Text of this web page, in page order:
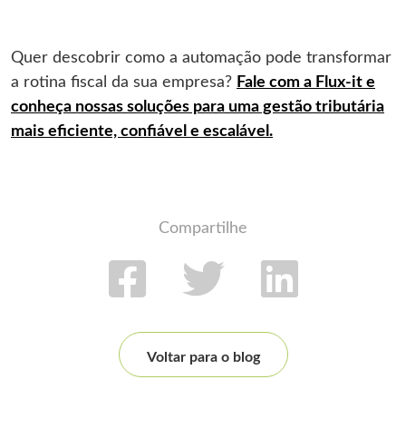
Quer descobrir como a automação pode transformar
a rotina fiscal da sua empresa? Fale com a Flux-it e
conheça nossas soluções para uma gestão tributária
mais eficiente, confiável e escalável.
Compartilhe
Voltar para o blog